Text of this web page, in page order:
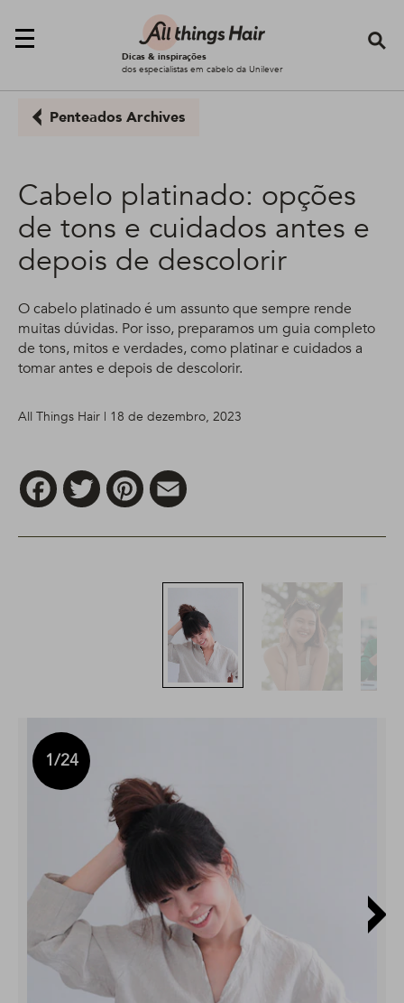
Dicas & inspirações
dos especialistas em cabelo da Unilever
Penteados Archives
Cabelo platinado: opções
de tons e cuidados antes e
depois de descolorir
O cabelo platinado é um assunto que sempre rende
muitas dúvidas. Por isso, preparamos um guia completo
de tons, mitos e verdades, como platinar e cuidados a
tomar antes e depois de descolorir.
All Things Hair | 18 de dezembro, 2023
FacebookTwitter Pinterest
1/24